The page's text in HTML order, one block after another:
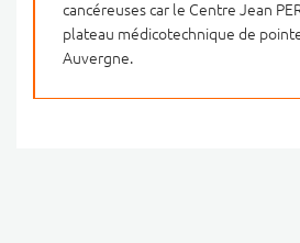
cancéreuses car le Centre Jean
plateau médicotechnique de
Auvergne.